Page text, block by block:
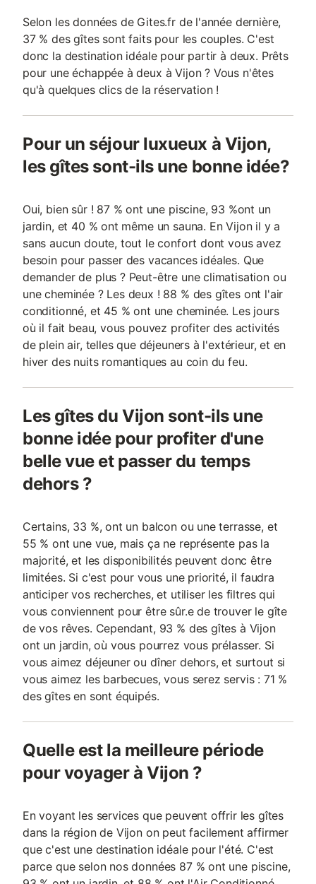
Selon les données de Gites.fr de l'année dernière,
37 % des gîtes sont faits pour les couples. C'est
donc la destination idéale pour partir à deux. Prêts
pour une échappée à deux à Vijon ? Vous n'êtes
qu'à quelques clics de la réservation !
Pour un séjour luxueux à Vijon,
les gîtes sont-ils une bonne idée?
Oui, bien sûr ! 87 % ont une piscine, 93 %ont un
jardin, et 40 % ont même un sauna. En Vijon il y a
sans aucun doute, tout le confort dont vous avez
besoin pour passer des vacances idéales. Que
demander de plus ? Peut-être une climatisation ou
une cheminée ? Les deux ! 88 % des gîtes ont l'air
conditionné, et 45 % ont une cheminée. Les jours
où il fait beau, vous pouvez profiter des activités
de plein air, telles que déjeuners à l'extérieur, et en
hiver des nuits romantiques au coin du feu.
Les gîtes du Vijon sont-ils une
bonne idée pour profiter d'une
belle vue et passer du temps
dehors ?
Certains, 33 %, ont un balcon ou une terrasse, et
55 % ont une vue, mais ça ne représente pas la
majorité, et les disponibilités peuvent donc être
limitées. Si c'est pour vous une priorité, il faudra
anticiper vos recherches, et utiliser les filtres qui
vous conviennent pour être sûr.e de trouver le gîte
de vos rêves. Cependant, 93 % des gîtes à Vijon
ont un jardin, où vous pourrez vous prélasser. Si
vous aimez déjeuner ou dîner dehors, et surtout si
vous aimez les barbecues, vous serez servis : 71 %
des gîtes en sont équipés.
Quelle est la meilleure période
pour voyager à Vijon ?
En voyant les services que peuvent offrir les gîtes
dans la région de Vijon on peut facilement affirmer
que c'est une destination idéale pour l'été. C'est
parce que selon nos données 87 % ont une piscine,